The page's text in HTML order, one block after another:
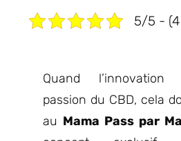
5/5 - (4
Quand
passion du CBD, cela
au Mama Pass par